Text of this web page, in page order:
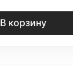
В корзину